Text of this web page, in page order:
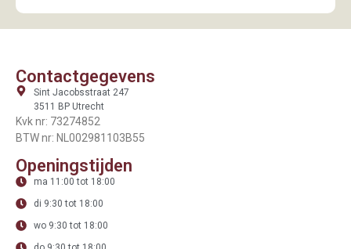
Contactgegevens
Sint Jacobsstraat 247
3511 BP Utrecht
Kvk nr: 73274852
BTW nr: NL002981103B55
Openingstijden
ma 11:00 tot 18:00
di 9:30 tot 18:00
wo 9:30 tot 18:00